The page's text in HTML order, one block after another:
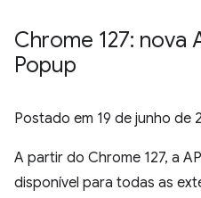
Chrome 127: nova
Popup
Postado em 19 de junho de
A partir do Chrome 127, a
disponível para todas as